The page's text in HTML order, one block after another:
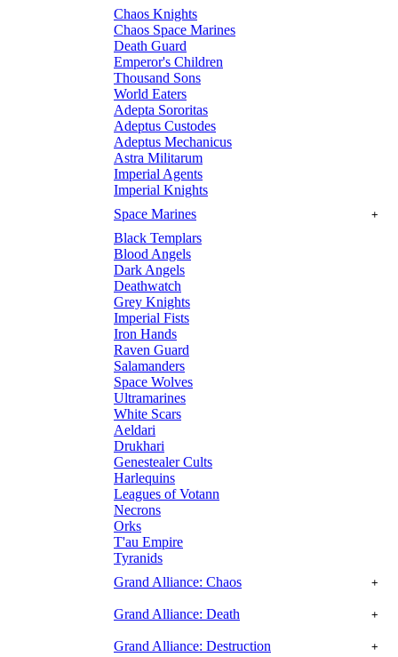
Chaos Knights
Chaos Space Marines
Death Guard
Emperor's Children
Thousand Sons
World Eaters
Adepta Sororitas
Adeptus Custodes
Adeptus Mechanicus
Astra Militarum
Imperial Agents
Imperial Knights
Space Marines
+
Black Templars
Blood Angels
Dark Angels
Deathwatch
Grey Knights
Imperial Fists
Iron Hands
Raven Guard
Salamanders
Space Wolves
Ultramarines
White Scars
Aeldari
Drukhari
Genestealer Cults
Harlequins
Leagues of Votann
Necrons
Orks
T'au Empire
Tyranids
Grand Alliance: Chaos
+
Grand Alliance: Death +
Grand Alliance: Destruction +